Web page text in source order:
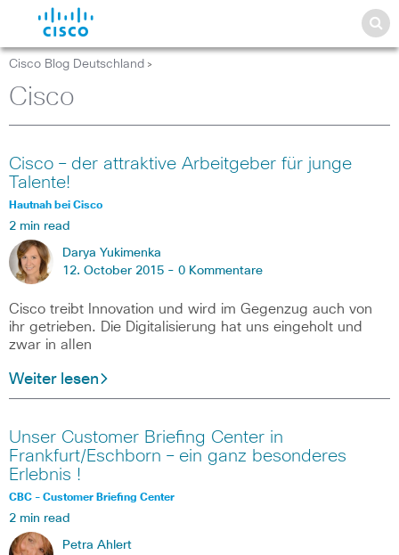
Cisco Blog Deutschland >
Cisco
Cisco – der attraktive Arbeitgeber für junge
Talente!
Hautnah bei Cisco
2 min read
Darya Yukimenka
12. October 2015 - 0 Kommentare
Cisco treibt Innovation und wird im Gegenzug auch von
ihr getrieben. Die Digitalisierung hat uns eingeholt und
zwar in allen
Weiter lesen
Unser Customer Briefing Center in
Frankfurt/Eschborn – ein ganz besonderes
Erlebnis !
CBC - Customer Briefing Center
2 min read
Petra Ahlert